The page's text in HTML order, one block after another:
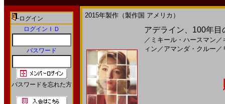
ログイン
ログインＩＤ
パスワード
パスワードを忘れた方
2015年製作（製作国 アメリカ）
アデライン、100年
／ ミキール・ハースマン ／
ィン ／ アマンダ・クルー ／